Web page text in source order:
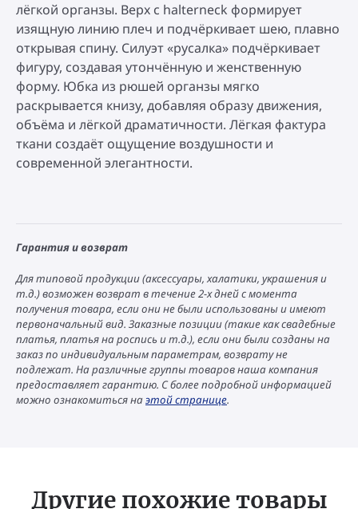
лёгкой органзы. Верх с halterneck формирует
изящную линию плеч и подчёркивает шею, плавно
открывая спину. Силуэт «русалка» подчёркивает
фигуру, создавая утончённую и женственную
форму. Юбка из рюшей органзы мягко
раскрывается книзу, добавляя образу движения,
объёма и лёгкой драматичности. Лёгкая фактура
ткани создаёт ощущение воздушности и
современной элегантности.
Гарантия и возврат
Для типовой продукции (аксессуары, халатики, украшения и
т.д.) возможен возврат в течение 2-х дней с момента
получения товара, если они не были использованы и имеют
первоначальный вид. Заказные позиции (такие как свадебные
платья, платья на роспись и т.д.), если они были созданы на
заказ по индивидуальным параметрам, возврату не
подлежат. На различные группы товаров наша компания
предоставляет гарантию. С более подробной информацией
можно ознакомиться наэтой странице.
Другие похожие товары